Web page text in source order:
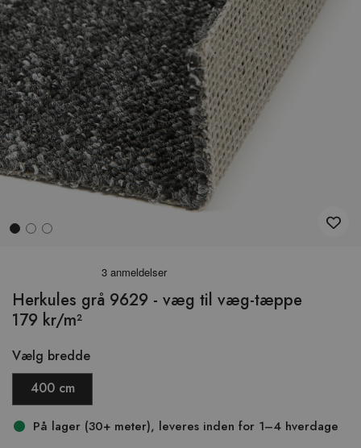
Herkules grå 9629 - væg til væg-tæppe
179 kr/m²
Vælg bredde
400 cm
På lager (30+ meter), leveres inden for 1–4 hverdage
begyndelsen
af
billedgalleriet